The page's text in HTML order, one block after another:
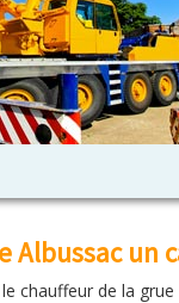
Albussac un
chauffeur de la